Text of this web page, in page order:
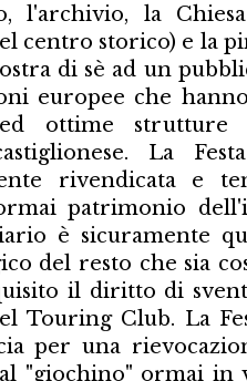
l'archivio, la
centro storico) e la
di sè ad un
europee che
ottime strutture
La
rivendicata e
patrimonio
è sicuramente
del resto che sia
il diritto di
Touring Club. La
per una
"giochino" ormai in